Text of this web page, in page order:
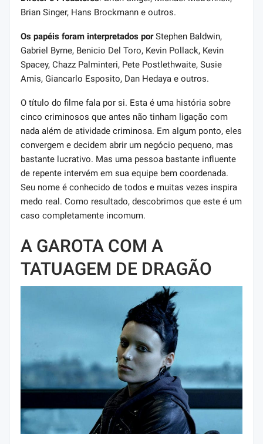
Brian Singer, Hans Brockmann e outros.
Os papéis foram interpretados porStephen Baldwin,
Gabriel Byrne, Benicio Del Toro, Kevin Pollack, Kevin
Spacey, Chazz Palminteri, Pete Postlethwaite, Susie
Amis, Giancarlo Esposito, Dan Hedaya e outros.
O título do filme fala por si. Esta é uma história sobre
cinco criminosos que antes não tinham ligação com
nada além de atividade criminosa. Em algum ponto, eles
convergem e decidem abrir um negócio pequeno, mas
bastante lucrativo. Mas uma pessoa bastante influente
de repente intervém em sua equipe bem coordenada.
Seu nome é conhecido de todos e muitas vezes inspira
medo real. Como resultado, descobrimos que este é um
caso completamente incomum.
A GAROTA COM A
TATUAGEM DE DRAGÃO